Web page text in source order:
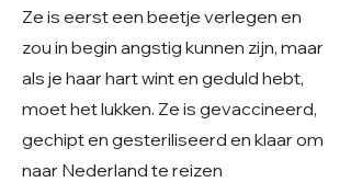
Ze is eerst een beetje verlegen en
zou in begin angstig kunnen zijn, maar
als je haar hart wint en geduld hebt,
moet het lukken. Ze is gevaccineerd,
gechipt en gesteriliseerd en klaar om
naar Nederland te reizen